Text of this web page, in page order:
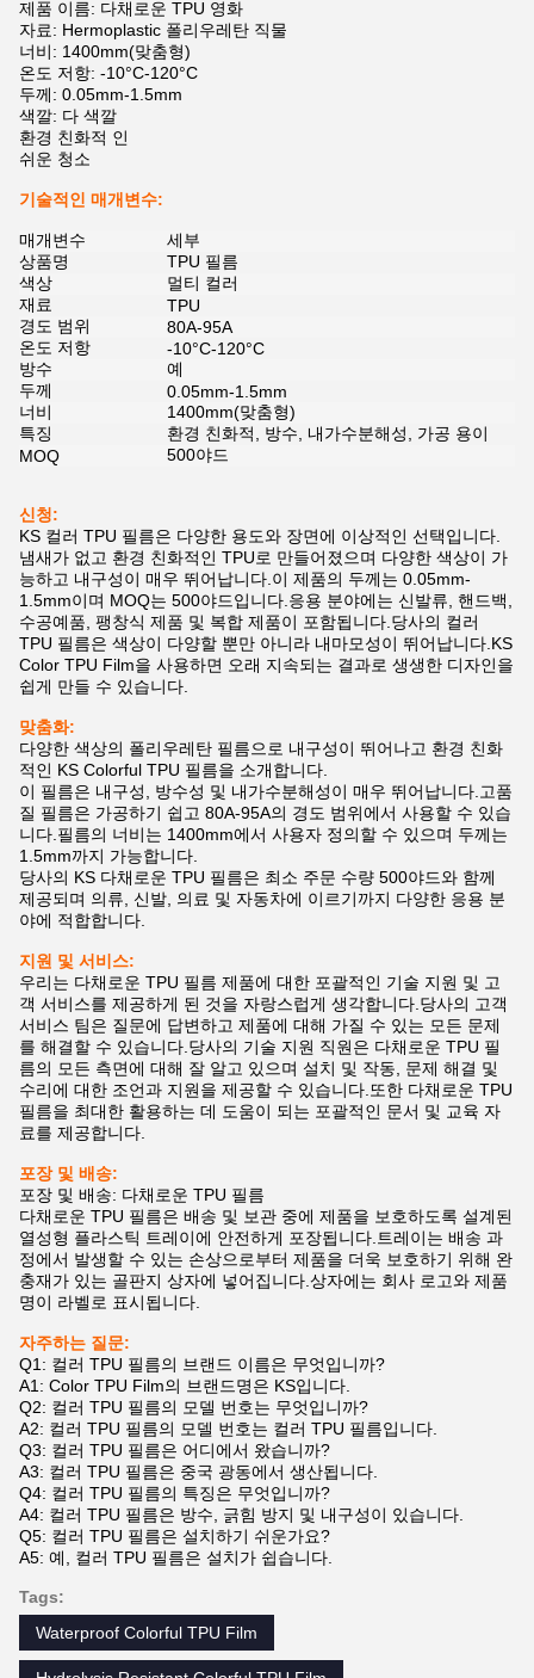
제품 이름: 다채로운 TPU 영화
자료: Hermoplastic 폴리우레탄 직물
너비: 1400mm(맞춤형)
온도 저항: -10°C-120°C
두께: 0.05mm-1.5mm
색깔: 다 색깔
환경 친화적 인
쉬운 청소
기술적인 매개변수:
매개변수
세부
상품명
TPU 필름
색상
멀티 컬러
재료
TPU
경도 범위
80A-95A
온도 저항
-10°C-120°C
방수
예
두께
0.05mm-1.5mm
너비
1400mm(맞춤형)
특징
환경 친화적, 방수, 내가수분해성, 가공 용이
MOQ
500야드
신청:
KS 컬러 TPU 필름은 다양한 용도와 장면에 이상적인 선택입니다.
냄새가 없고 환경 친화적인 TPU로 만들어졌으며 다양한 색상이 가
능하고 내구성이 매우 뛰어납니다.이 제품의 두께는 0.05mm-
1.5mm이며 MOQ는 500야드입니다.응용 분야에는 신발류, 핸드백,
수공예품, 팽창식 제품 및 복합 제품이 포함됩니다.당사의 컬러
TPU 필름은 색상이 다양할 뿐만 아니라 내마모성이 뛰어납니다.KS
Color TPU Film을 사용하면 오래 지속되는 결과로 생생한 디자인을
쉽게 만들 수 있습니다.
맞춤화:
다양한 색상의 폴리우레탄 필름으로 내구성이 뛰어나고 환경 친화
적인 KS Colorful TPU 필름을 소개합니다.
이 필름은 내구성, 방수성 및 내가수분해성이 매우 뛰어납니다.고품
질 필름은 가공하기 쉽고 80A-95A의 경도 범위에서 사용할 수 있습
니다.필름의 너비는 1400mm에서 사용자 정의할 수 있으며 두께는
1.5mm까지 가능합니다.
당사의 KS 다채로운 TPU 필름은 최소 주문 수량 500야드와 함께
제공되며 의류, 신발, 의료 및 자동차에 이르기까지 다양한 응용 분
야에 적합합니다.
지원 및 서비스:
우리는 다채로운 TPU 필름 제품에 대한 포괄적인 기술 지원 및 고
객 서비스를 제공하게 된 것을 자랑스럽게 생각합니다.당사의 고객
서비스 팀은 질문에 답변하고 제품에 대해 가질 수 있는 모든 문제
를 해결할 수 있습니다.당사의 기술 지원 직원은 다채로운 TPU 필
름의 모든 측면에 대해 잘 알고 있으며 설치 및 작동, 문제 해결 및
수리에 대한 조언과 지원을 제공할 수 있습니다.또한 다채로운 TPU
필름을 최대한 활용하는 데 도움이 되는 포괄적인 문서 및 교육 자
료를 제공합니다.
포장 및 배송:
포장 및 배송: 다채로운 TPU 필름
다채로운 TPU 필름은 배송 및 보관 중에 제품을 보호하도록 설계된
열성형 플라스틱 트레이에 안전하게 포장됩니다.트레이는 배송 과
정에서 발생할 수 있는 손상으로부터 제품을 더욱 보호하기 위해 완
충재가 있는 골판지 상자에 넣어집니다.상자에는 회사 로고와 제품
명이 라벨로 표시됩니다.
자주하는 질문:
Q1: 컬러 TPU 필름의 브랜드 이름은 무엇입니까?
A1: Color TPU Film의 브랜드명은 KS입니다.
Q2: 컬러 TPU 필름의 모델 번호는 무엇입니까?
A2: 컬러 TPU 필름의 모델 번호는 컬러 TPU 필름입니다.
Q3: 컬러 TPU 필름은 어디에서 왔습니까?
A3: 컬러 TPU 필름은 중국 광동에서 생산됩니다.
Q4: 컬러 TPU 필름의 특징은 무엇입니까?
A4: 컬러 TPU 필름은 방수, 긁힘 방지 및 내구성이 있습니다.
Q5: 컬러 TPU 필름은 설치하기 쉬운가요?
A5: 예, 컬러 TPU 필름은 설치가 쉽습니다.
Tags:
Waterproof Colorful TPU Film